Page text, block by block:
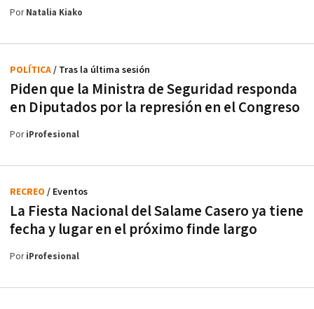
PorNatalia Kiako
Piden que la Ministra de Seguridad responda
en Diputados por la represión en el Congreso
POLÍTICA/ Tras la última sesión
PoriProfesional
La Fiesta Nacional del Salame Casero ya tiene
fecha y lugar en el próximo finde largo
RECREO / Eventos
PoriProfesional